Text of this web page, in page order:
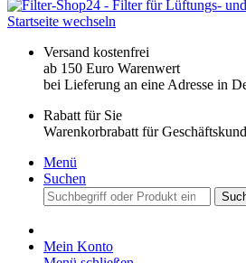
Versand kostenfrei
ab 150 Euro Warenwert
bei Lieferung an eine Adresse in
Rabatt für Sie
Warenkorbrabatt für
Menü
Suchen
Mein Konto